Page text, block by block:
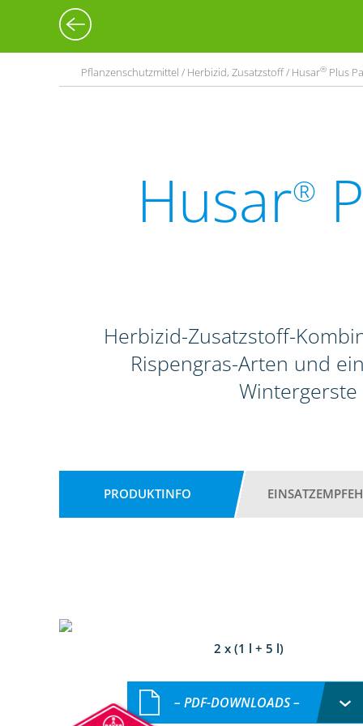
Pflanzenschutzmittel / Herbizid, Zusatzstoff / Husar® Plus
Husar®
Herbizid-Zusatzstoff-
Rispengras-Arten und
PRODUKTINFO
2 x (1 l + 5 l)
– PDF-DOWNLOADS –